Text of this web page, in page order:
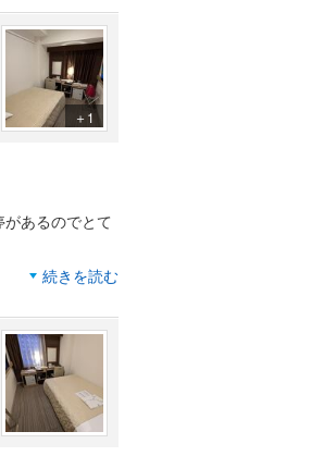
＋1
あるのでとて
。
続きを読む